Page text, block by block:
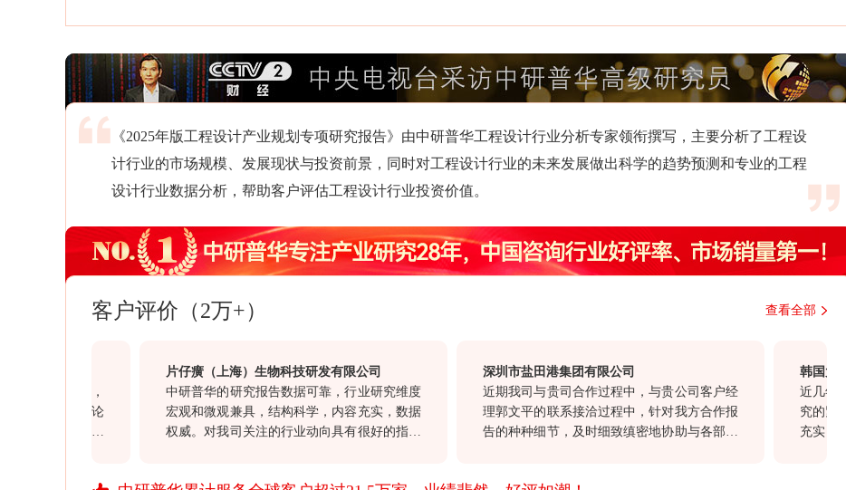
《2025年版工程设计产业规划专项研究报告》由中研普华工程设计行业分析专家领衔撰写，主要分析了工程设
计行业的市场规模、发展现状与投资前景，同时对工程设计行业的未来发展做出科学的趋势预测和专业的工程
设计行业数据分析，帮助客户评估工程设计行业投资价值。
客户评价（2万+） 查看全部
片仔癀（上海）生物科技研发有限公司
中研普华的研究报告数据可靠，行业研究维度
宏观和微观兼具，结构科学，内容充实，数据
权威。对我司关注的行业动向具有很好的指导
深圳市盐田港集团有限公司
近期我司与贵司合作过程中，与贵公司客户经
理郭文平的联系接洽过程中，针对我方合作报
告的种种细节，及时细致缜密地协助与各部门
韩国大韩贸
近几年，与
究的紧密合
充实，数据
略规划带来
需要你们这